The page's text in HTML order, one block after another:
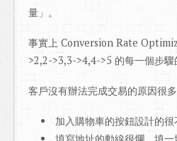
量」。
事實上 Conversion Rate
>2,2->3,3->4,4->5 的每一個步驟
客戶沒有辦法完成交易的原因很
加入購物車的按鈕設計的很